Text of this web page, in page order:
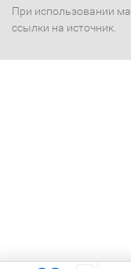
При использовании
ссылки на источник.